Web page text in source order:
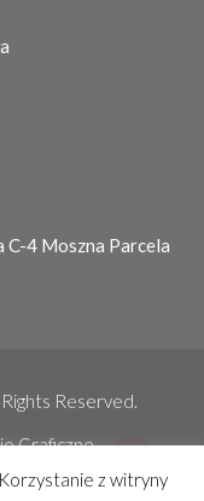
C-4 Moszna Parcela
Reserved.
Graficzne
z witryny